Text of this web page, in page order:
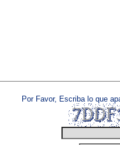
Por Favor, Escriba lo que